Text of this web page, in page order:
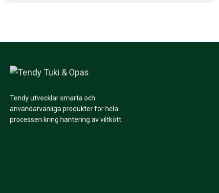
Tendy utvecklar smarta och
användarvänliga produkter för hela
processen kring hantering av viltkött.